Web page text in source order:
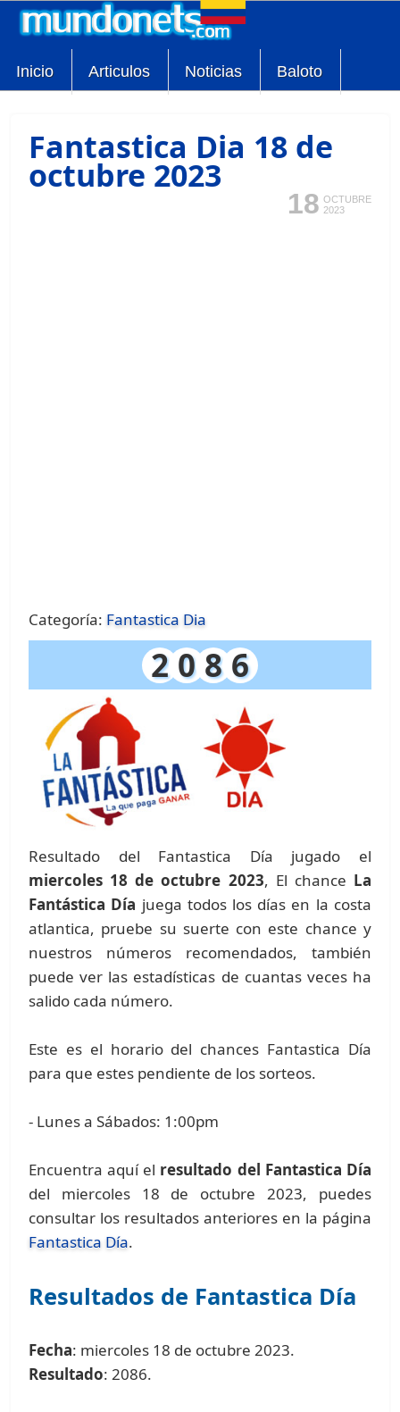
Inicio Articulos Noticias Baloto
Fantastica Dia 18 de
octubre 2023
18 OCTUBRE
2023
Categoría: Fantastica Dia
2 0 8 6
Resultado del Fantastica Día jugado el
miercoles 18 de octubre 2023, El chance La
Fantástica Día juega todos los días en la costa
atlantica, pruebe su suerte con este chance y
nuestros números recomendados, también
puede ver las estadísticas de cuantas veces ha
salido cada número.
Este es el horario del chances Fantastica Día
para que estes pendiente de los sorteos.
- Lunes a Sábados: 1:00pm
Encuentra aquí el resultado del Fantastica Día
del miercoles 18 de octubre 2023, puedes
consultar los resultados anteriores en la página
Fantastica Día.
Resultados de Fantastica Día
Fecha: miercoles 18 de octubre 2023.
Resultado: 2086.